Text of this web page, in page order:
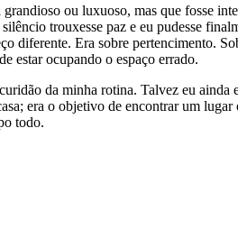
ou luxuoso, mas que fosse
trouxesse paz e eu pudesse
diferente. Era sobre pertencimento.
estar ocupando o espaço errado.
da minha rotina. Talvez eu
era o objetivo de encontrar um
todo.